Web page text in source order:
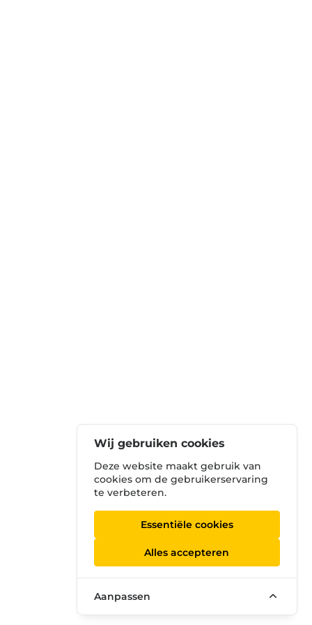
Wij gebruiken cookies
Deze website maakt gebruik van
cookies om de gebruikerservaring
te verbeteren.
Essentiële cookies
Alles accepteren
Aanpassen